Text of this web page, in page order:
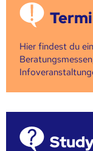
Hier findest du